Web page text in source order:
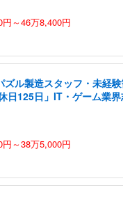
～46万8,400円
ズル製造スタッフ・未経
日125日」IT・ゲーム業
～38万5,000円